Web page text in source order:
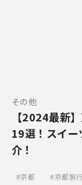
その他
【2024最新
19選！スイー
介！
京都 京都旅